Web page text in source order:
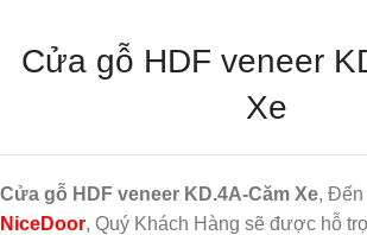
Cửa gỗ HDF veneer
Xe
Cửa gỗ HDF veneer KD.4A-Căm Xe,
NiceDoor, Quý Khách Hàng sẽ được hỗ